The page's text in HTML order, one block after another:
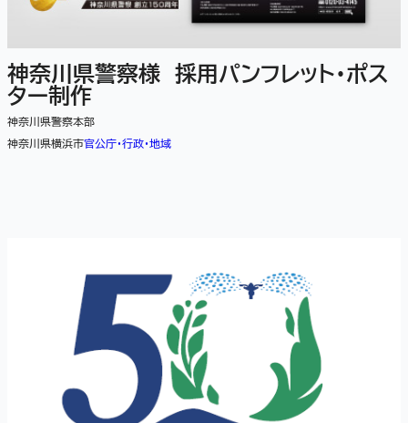
神奈川県警察様 採用パンフレット・ポス
ター制作
神奈川県警察本部
神奈川県横浜市官公庁・行政・地域